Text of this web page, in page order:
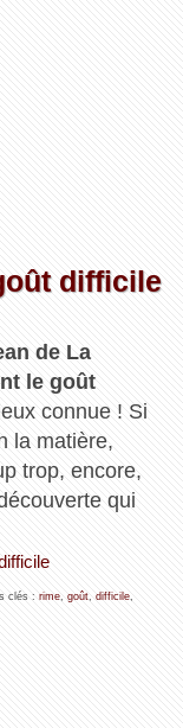
difficile
de La
le goût
connue ! Si
la matière,
trop, encore,
qui
clés : rime, goût, difficile,